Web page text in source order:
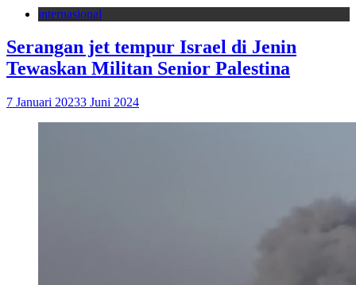
internasional
Serangan jet tempur Israel di Jenin
Tewaskan Militan Senior Palestina
7 Januari 20233 Juni 2024